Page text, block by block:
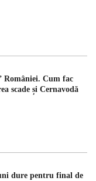
României. Cum fac
scade și Cernavodă
dure pentru final de